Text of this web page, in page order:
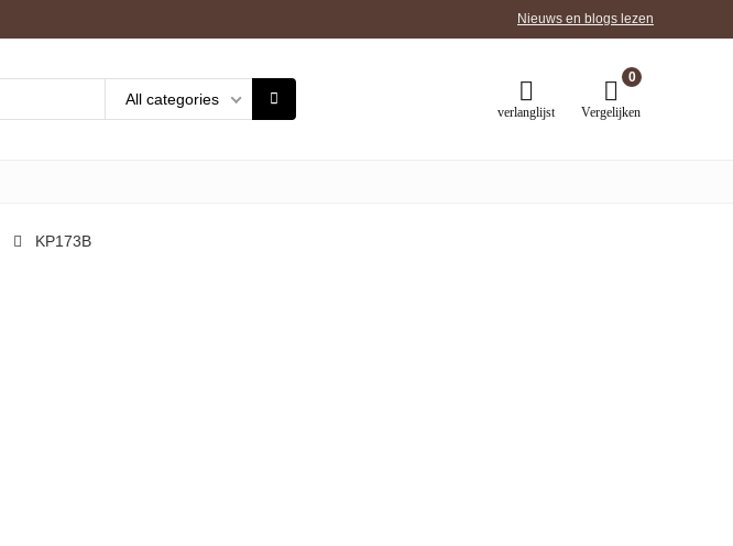
Nieuws en blogs lezen
All categories
verlanglijst
0
Vergelijken
‎KP173B